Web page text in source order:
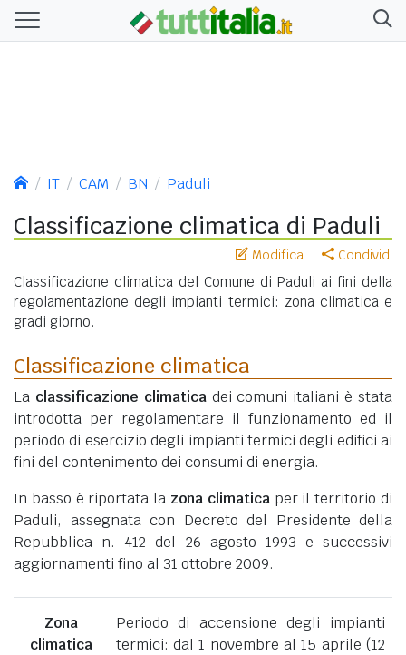
IT CAM BN Paduli
Classificazione climatica di Paduli
Modifica Condividi
Classificazione climatica del Comune di Paduli ai fini della
regolamentazione degli impianti termici: zona climatica e
gradi giorno.
Classificazione climatica
La classificazione climaticadei comuni italiani è stata
introdotta per regolamentare il funzionamento ed il
periodo di esercizio degli impianti termici degli edifici ai
fini del contenimento dei consumi di energia.
In basso è riportata la zona climaticaper il territorio di
Paduli, assegnata con Decreto del Presidente della
Repubblica n. 412 del 26 agosto 1993 e successivi
aggiornamenti fino al 31 ottobre 2009.
Zona
climatica
Periodo di accensione degli impianti
termici: dal 1 novembre al 15 aprile (12